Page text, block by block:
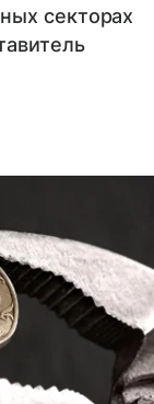
секторах